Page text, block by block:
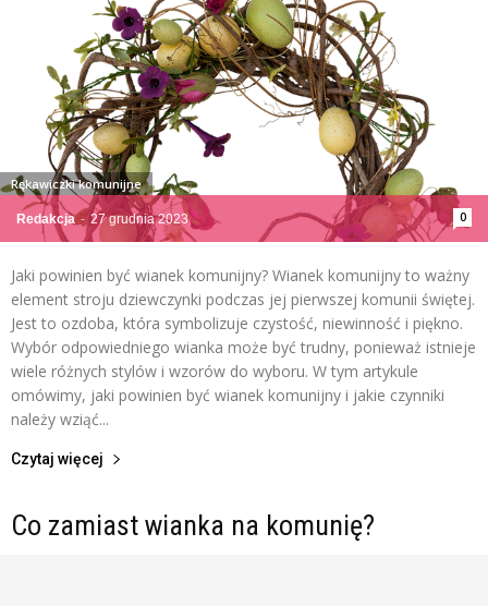
Redakcja - 27 grudnia 2023 0
Rękawiczki komunijne
Jaki powinien być wianek komunijny? Wianek komunijny to ważny
element stroju dziewczynki podczas jej pierwszej komunii świętej.
Jest to ozdoba, która symbolizuje czystość, niewinność i piękno.
Wybór odpowiedniego wianka może być trudny, ponieważ istnieje
wiele różnych stylów i wzorów do wyboru. W tym artykule
omówimy, jaki powinien być wianek komunijny i jakie czynniki
należy wziąć...
Czytaj więcej
Co zamiast wianka na komunię?